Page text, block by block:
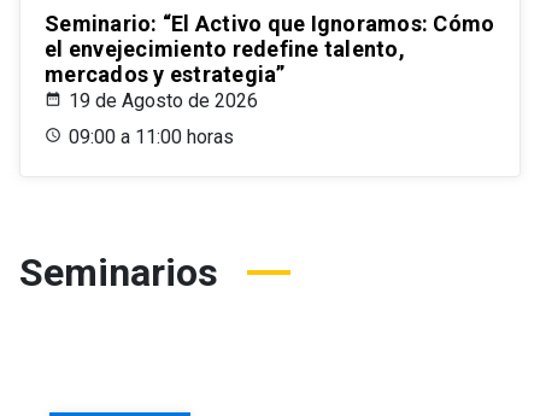
Seminario: “El Activo que Ignoramos: Cómo
el envejecimiento redefine talento,
mercados y estrategia”
19 de Agosto de 2026
09:00 a 11:00 horas
Seminarios